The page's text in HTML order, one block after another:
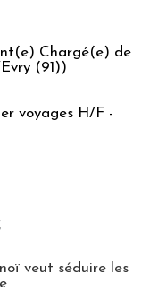
Chargé(e) de
(91))
voyages H/F -
veut séduire les